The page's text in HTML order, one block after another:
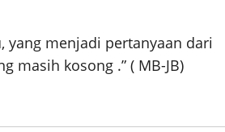
yang menjadi pertanyaan dari
masih kosong .” ( MB-JB)